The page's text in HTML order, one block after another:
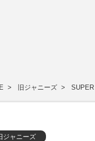
旧ジャニーズ
ジャニーズ